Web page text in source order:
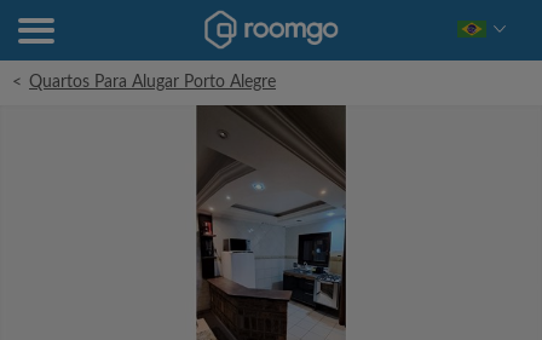
< Quartos Para Alugar Porto Alegre